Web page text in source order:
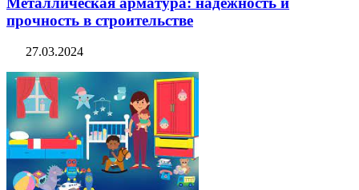
прочность в строительстве
27.03.2024